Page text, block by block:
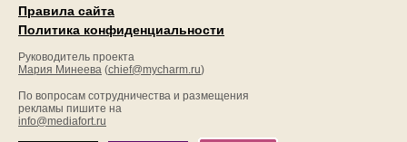
Правила сайта
Политика конфиденциальности
Руководитель проекта
Мария Минеева (chief@mycharm.ru)
По вопросам сотрудничества и размещения
рекламы пишите на
info@mediafort.ru